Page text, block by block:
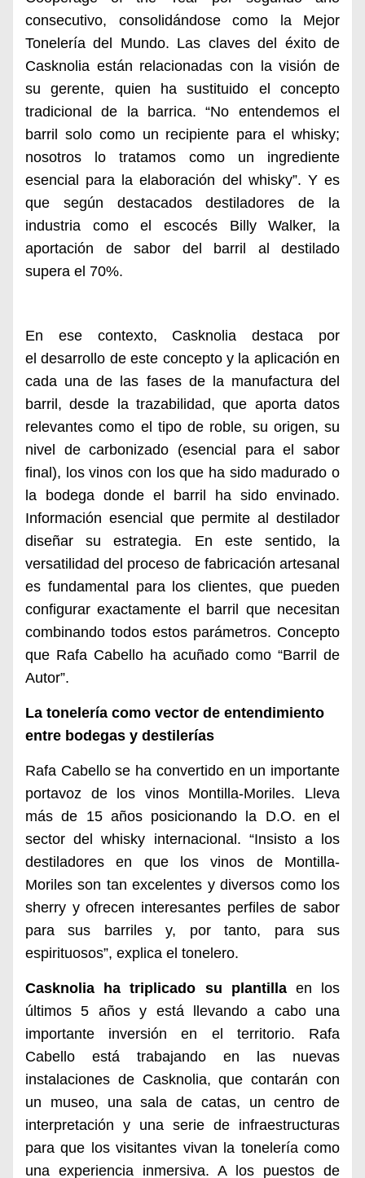
consecutivo, consolidándose como la Mejor
Tonelería del Mundo. Las claves del éxito de
Casknolia están relacionadas con la visión de
su gerente, quien ha sustituido el concepto
tradicional de la barrica. “No entendemos el
barril solo como un recipiente para el whisky;
nosotros lo tratamos como un ingrediente
esencial para la elaboración del whisky”. Y es
que según destacados destiladores de la
industria como el escocés Billy Walker, la
aportación de sabor del barril al destilado
supera el 70%.
En ese contexto, Casknolia destaca por
eldesarrollo de este concepto y la aplicación en
cada una de las fases de la manufactura del
barril, desde la trazabilidad, que aporta datos
relevantes como el tipo de roble, su origen, su
nivel de carbonizado (esencial para el sabor
final), los vinos con los que ha sido madurado o
la bodega donde el barril ha sido envinado.
Información esencial que permite al destilador
diseñar su estrategia. En este sentido, la
versatilidad del proceso de fabricación artesanal
es fundamental para los clientes, que pueden
configurar exactamente el barril que necesitan
combinando todos estos parámetros. Concepto
que Rafa Cabello ha acuñado como “Barril de
Autor”.
La tonelería como vector de entendimiento
entre bodegas y destilerías
Rafa Cabello se ha convertido en un importante
portavoz de los vinos Montilla-Moriles. Lleva
más de 15 años posicionando la D.O. en el
sector del whisky internacional. “Insisto a los
destiladores en que los vinos de Montilla-
Moriles son tan excelentes y diversos como los
sherry y ofrecen interesantes perfiles de sabor
para sus barriles y, por tanto, para sus
espirituosos”, explica el tonelero.
Casknolia ha triplicado su plantillaen los
últimos 5 años y está llevando a cabo una
importante inversión en el territorio. Rafa
Cabello está trabajando en las nuevas
instalaciones de Casknolia, que contarán con
un museo, una sala de catas, un centro de
interpretación y una serie de infraestructuras
para que los visitantes vivan la tonelería como
una experiencia inmersiva. A los puestos de